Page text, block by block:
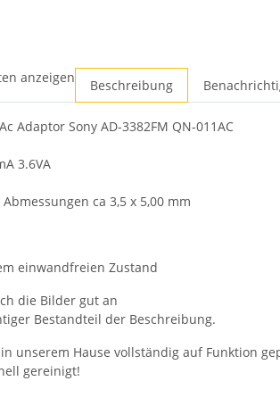
anzeigen Beschreibung
Adaptor Sony AD-3382FM QN-011AC
3.6VA
ca 3,5 x 5,00 mm
einwandfreien Zustand
die Bilder gut an
Bestandteil der Beschreibung.
unserem Hause vollständig auf Funktion
gereinigt!